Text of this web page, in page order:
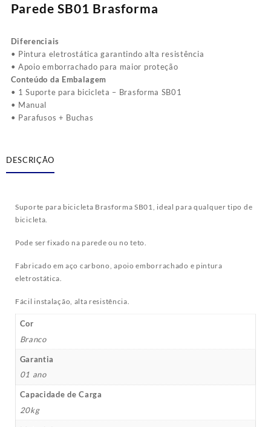
Parede SB01 Brasforma
Diferenciais
• Pintura eletrostática garantindo alta resistência
• Apoio emborrachado para maior proteção
Conteúdo da Embalagem
• 1 Suporte para bicicleta – Brasforma SB01
• Manual
• Parafusos + Buchas
DESCRIÇÃO
Suporte para bicicleta Brasforma SB01, ideal para qualquer tipo de
bicicleta.
Pode ser fixado na parede ou no teto.
Fabricado em aço carbono, apoio emborrachado e pintura
eletrostática.
Fácil instalação, alta resistência.
Cor
Branco
Garantia
01 ano
Capacidade de Carga
20kg